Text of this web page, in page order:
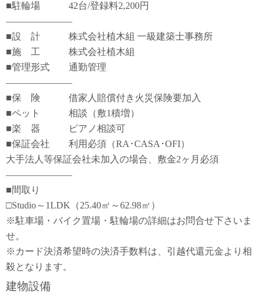
■駐輪場 42台/登録料2,200円
―――――――
■設 計 株式会社植木組 一級建築士事務所
■施 工 株式会社植木組
■管理形式 通勤管理
―――――――
■保 険 借家人賠償付き火災保険要加入
■ペット 相談（敷1積増）
■楽 器 ピアノ相談可
■保証会社 利用必須（RA･CASA･OFI）
大手法人等保証会社未加入の場合、敷金2ヶ月必須
―――――――
■間取り
□Studio～1LDK（25.40㎡～62.98㎡）
※駐車場・バイク置場・駐輪場の詳細はお問合せ下さいま
せ。
※カード決済希望時の決済手数料は、引越代還元金より相
殺となります。
建物設備